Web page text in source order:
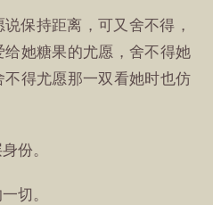
保持距离，可又舍不得，
她糖果的尤愿，舍不得她
得尤愿那一双看她时也仿
份。
切。